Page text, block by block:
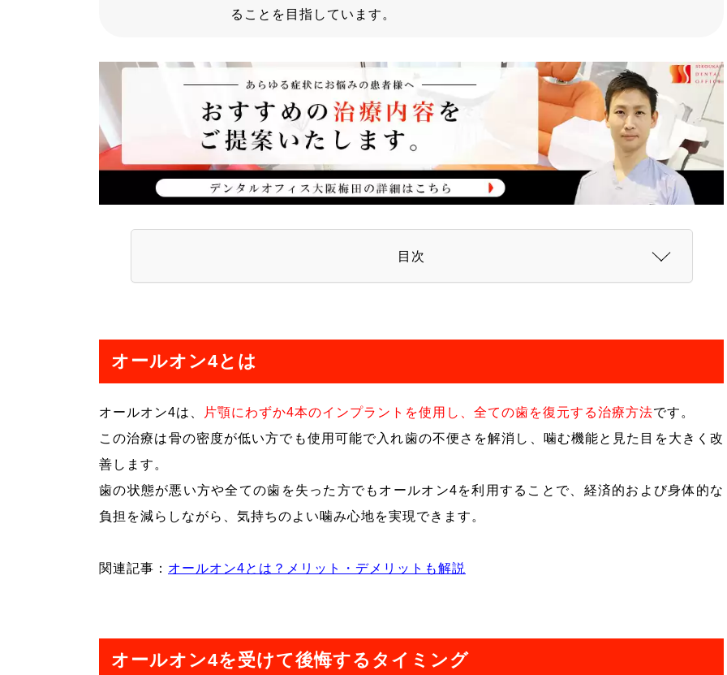
ることを目指しています。
目次
オールオン4とは
オールオン4は、 片顎にわずか4本のインプラントを使用し、全ての歯を復元する治療方法です。
この治療は骨の密度が低い方でも使用可能で入れ歯の不便さを解消し、噛む機能と見た目を大きく改
善します。
歯の状態が悪い方や全ての歯を失った方でもオールオン4を利用することで、経済的および身体的な
負担を減らしながら、気持ちのよい噛み心地を実現できます。
関連記事： オールオン4とは？メリット・デメリットも解説
オールオン4を受けて後悔するタイミング